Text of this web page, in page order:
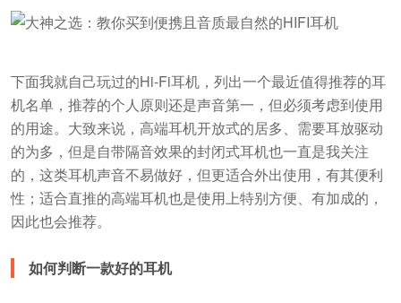
下面我就自己玩过的Hi-Fi耳机，列出一个最近值得推荐的耳
机名单，推荐的个人原则还是声音第一，但必须考虑到使用
的用途。大致来说，高端耳机开放式的居多、需要耳放驱动
的为多，但是自带隔音效果的封闭式耳机也一直是我关注
的，这类耳机声音不易做好，但更适合外出使用，有其便利
性；适合直推的高端耳机也是使用上特别方便、有加成的，
因此也会推荐。
如何判断一款好的耳机